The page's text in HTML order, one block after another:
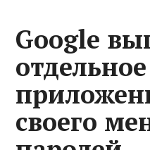
Google
отдельное
своего